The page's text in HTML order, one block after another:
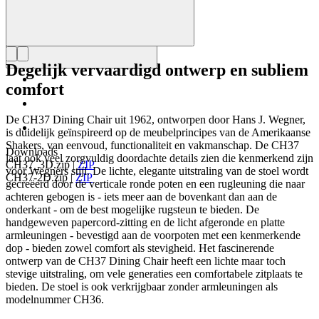
Downloads
CH37_3D.zip|ZIP
CH37-2D.zip|ZIP
Degelijk vervaardigd ontwerp en subliem
comfort
De CH37 Dining Chair uit 1962, ontworpen door Hans J. Wegner,
is duidelijk geïnspireerd op de meubelprincipes van de Amerikaanse
Shakers, van eenvoud, functionaliteit en vakmanschap. De CH37
laat ook veel zorgvuldig doordachte details zien die kenmerkend zijn
voor Wegners stijl. De lichte, elegante uitstraling van de stoel wordt
gecreëerd door de verticale ronde poten en een rugleuning die naar
achteren gebogen is - iets meer aan de bovenkant dan aan de
onderkant - om de best mogelijke rugsteun te bieden. De
handgeweven papercord-zitting en de licht afgeronde en platte
armleuningen - bevestigd aan de voorpoten met een kenmerkende
dop - bieden zowel comfort als stevigheid. Het fascinerende
ontwerp van de CH37 Dining Chair heeft een lichte maar toch
stevige uitstraling, om vele generaties een comfortabele zitplaats te
bieden. De stoel is ook verkrijgbaar zonder armleuningen als
modelnummer CH36.